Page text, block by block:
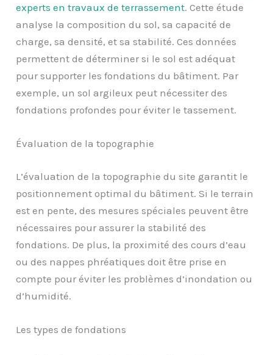
experts en travaux de terrassement. Cette étude
analyse la composition du sol, sa capacité de
charge, sa densité, et sa stabilité. Ces données
permettent de déterminer si le sol est adéquat
pour supporter les fondations du bâtiment. Par
exemple, un sol argileux peut nécessiter des
fondations profondes pour éviter le tassement.
Évaluation de la topographie
L’évaluation de la topographie du site garantit le
positionnement optimal du bâtiment. Si le terrain
est en pente, des mesures spéciales peuvent être
nécessaires pour assurer la stabilité des
fondations. De plus, la proximité des cours d’eau
ou des nappes phréatiques doit être prise en
compte pour éviter les problèmes d’inondation ou
d’humidité.
Les types de fondations